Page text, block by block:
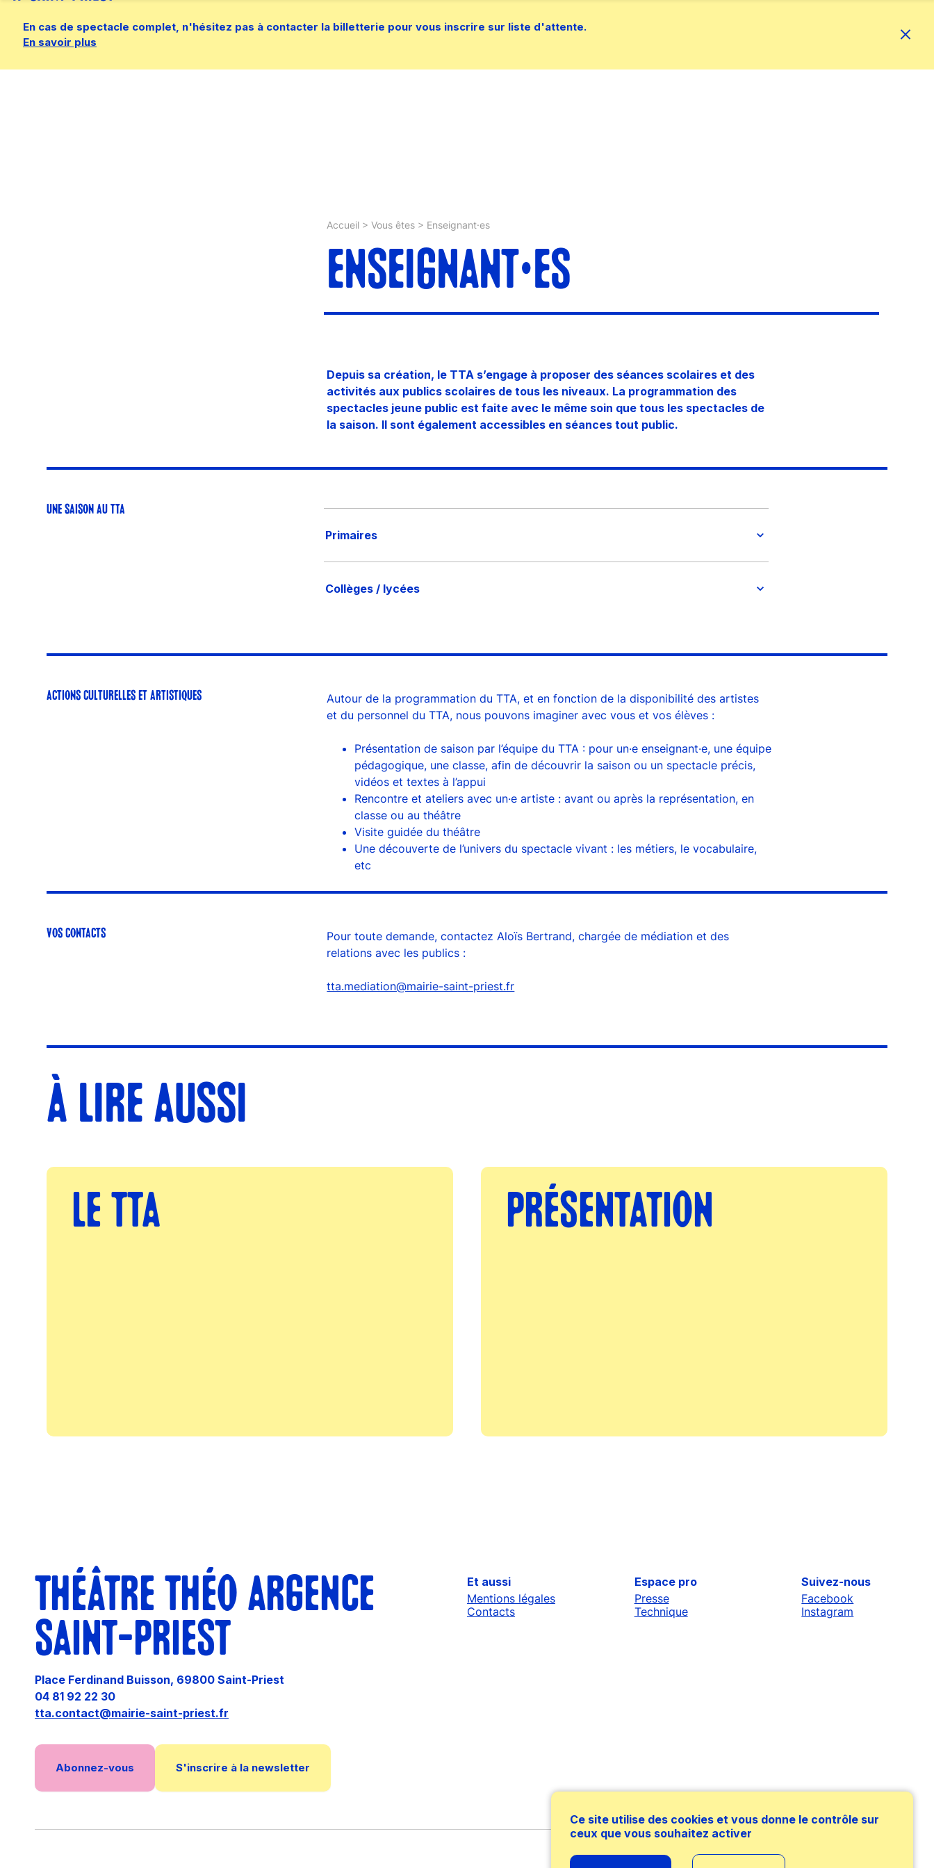
En cas de spectacle complet, n'hésitez pas à contacter la billetterie pour vous inscrire sur liste d'attente.
En savoir plus
Accueil >Vous êtes > Enseignant·es
ENSEIGNANT·ES
Depuis sa création, le TTA s’engage à proposer des séances scolaires et des
activités aux publics scolaires de tous les niveaux. La programmation des
spectacles jeune public est faite avec le même soin que tous les spectacles de
la saison. Il sont également accessibles en séances tout public.
UNE SAISON AU TTA
Primaires
Collèges / lycées
ACTIONS CULTURELLES ET ARTISTIQUES
Autour de la programmation du TTA, et en fonction de la disponibilité des artistes
et du personnel du TTA, nous pouvons imaginer avec vous et vos élèves :
Présentation de saison par l’équipe du TTA : pour un·e enseignant·e, une équipe
pédagogique, une classe, afin de découvrir la saison ou un spectacle précis,
vidéos et textes à l’appui
Rencontre et ateliers avec un·e artiste : avant ou après la représentation, en
classe ou au théâtre
Visite guidée du théâtre
Une découverte de l’univers du spectacle vivant : les métiers, le vocabulaire,
etc
VOS CONTACTS
Pour toute demande, contactez Aloïs Bertrand, chargée de médiation et des
relations avec les publics :
tta.mediation@mairie-saint-priest.fr
À LIRE AUSSI
LE TTA PRÉSENTATION
THÉÂTRE THÉO ARGENCE
SAINT-PRIEST
Place Ferdinand Buisson, 69800 Saint-Priest
04 81 92 22 30
tta.contact@mairie-saint-priest.fr
Abonnez-vous S'inscrire à la newsletter
Et aussi
Mentions légales
Contacts
Espace pro
Presse
Technique
Suivez-nous
Facebook
Instagram
Ce site utilise des cookies et vous donne le contrôle sur
ceux que vous souhaitez activer